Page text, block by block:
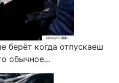
берёт когда отпускаеш
обычное...